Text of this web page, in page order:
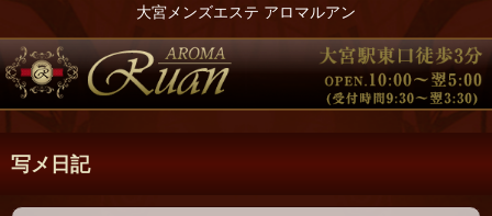
大宮メンズエステ アロマルアン
写メ日記